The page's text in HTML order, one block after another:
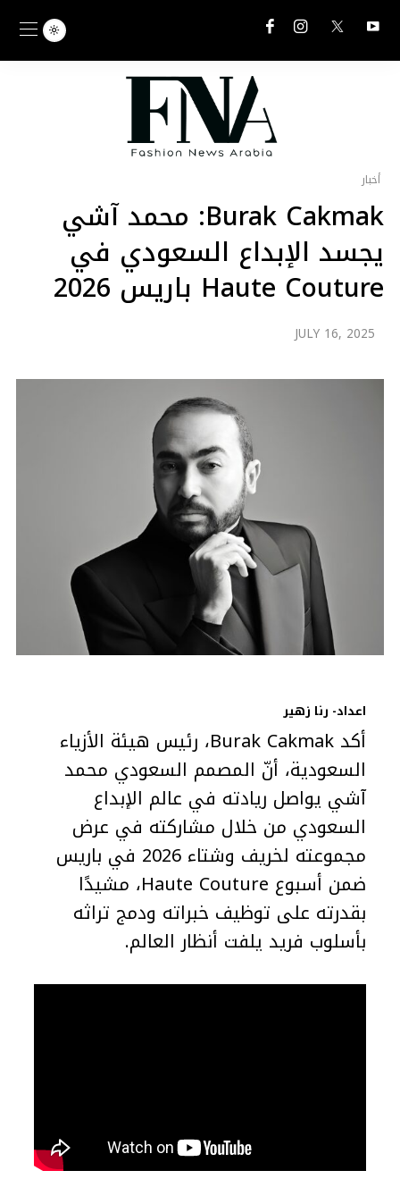
أخبار
Burak Cakmak: محمد آشي
يجسد الإبداع السعودي في
Haute Couture باريس 2026
JULY 16, 2025
اعداد- رنا زهير
أكد Burak Cakmak، رئيس هيئة الأزياء
السعودية، أنّ المصمم السعودي محمد
آشي يواصل ريادته في عالم الإبداع
السعودي من خلال مشاركته في عرض
مجموعته لخريف وشتاء 2026 في باريس
ضمن أسبوع Haute Couture، مشيدًا
بقدرته على توظيف خبراته ودمج تراثه
بأسلوب فريد يلفت أنظار العالم.